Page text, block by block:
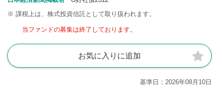
※ 課税上は、株式投資信託として取り扱われます。
当ファンドの募集は終了しております。
お気に入りに追加
基準日 2026年08月10日